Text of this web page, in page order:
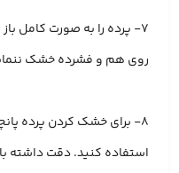
۷- پرده را به صورت کامل
روی هم و فشرده خشک
۸- برای خشک کردن پرده
استفاده کنید. دقت داشته